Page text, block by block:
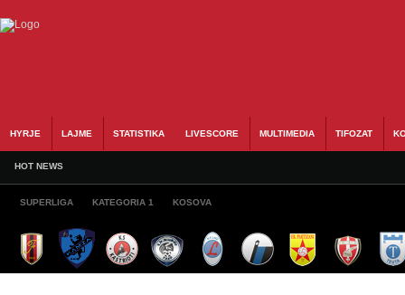
HYRJE LAJME STATISTIKA LIVESCORE MULTIMEDIA TIFOZAT
HOT NEWS
SUPERLIGA KATEGORIA 1 KOSOVA